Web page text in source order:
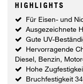
HIGHLIGHTS
Für Eisen- und
Ausgezeichnete
Gute UV-
Hervorragende
Diesel, Benzin,
Hohe
Bruchfestigkeit